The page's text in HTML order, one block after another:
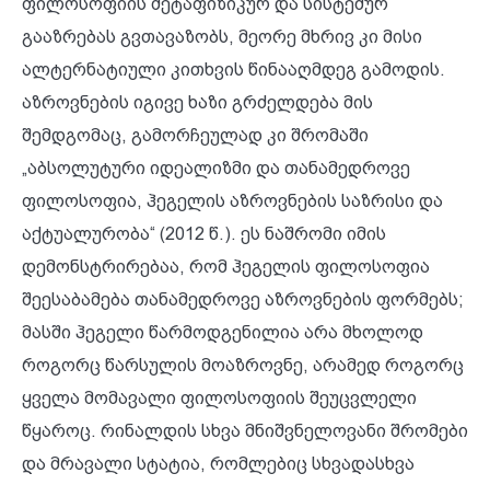
ფილოსოფიის მეტაფიზიკურ და სისტემურ
გააზრებას გვთავაზობს, მეორე მხრივ კი მისი
ალტერნატიული კითხვის წინააღმდეგ გამოდის.
აზროვნების იგივე ხაზი გრძელდება მის
შემდგომაც, გამორჩეულად კი შრომაში
„აბსოლუტური იდეალიზმი და თანამედროვე
ფილოსოფია, ჰეგელის აზროვნების საზრისი და
აქტუალურობა“ (2012 წ.). ეს ნაშრომი იმის
დემონსტრირებაა, რომ ჰეგელის ფილოსოფია
შეესაბამება თანამედროვე აზროვნების ფორმებს;
მასში ჰეგელი წარმოდგენილია არა მხოლოდ
როგორც წარსულის მოაზროვნე, არამედ როგორც
ყველა მომავალი ფილოსოფიის შეუცვლელი
წყაროც. რინალდის სხვა მნიშვნელოვანი შრომები
და მრავალი სტატია, რომლებიც სხვადასხვა